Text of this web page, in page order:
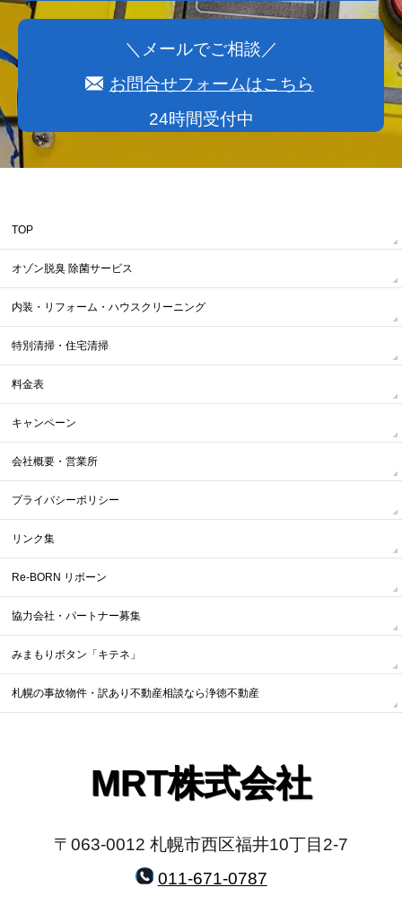
＼メールでご相談／
お問合せフォームはこちら
24時間受付中
TOP
オゾン脱臭 除菌サービス
内装・リフォーム・ハウスクリーニング
特別清掃・住宅清掃
料金表
キャンペーン
会社概要・営業所
プライバシーポリシー
リンク集
Re-BORN リボーン
協力会社・パートナー募集
みまもりボタン「キテネ」
札幌の事故物件・訳あり不動産相談なら浄徳不動産
MRT株式会社
〒063-0012 札幌市西区福井10丁目2-7
011-671-0787